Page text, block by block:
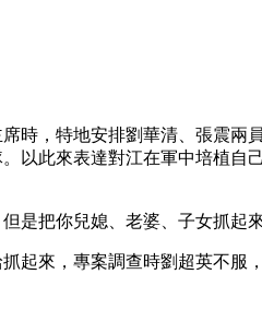
時，特地安排劉華清、張震兩
以此來表達對江在軍中培植自
是把你兒媳、老婆、子女抓起
起來，專案調查時劉超英不服